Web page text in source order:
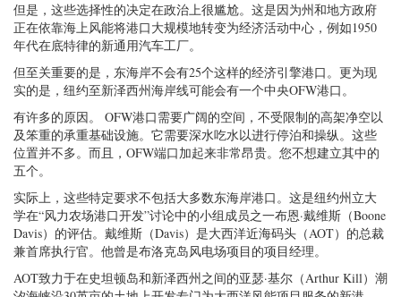
但是，这些选择性的决定在政治上很尴尬。这是因为州和地方政府
正在依靠海上风能将港口大规模地转变为经济活动中心，例如1950
年代在底特律的新通用汽车工厂。
但至关重要的是，东海岸不会有25个这样的经济引擎港口。更为现
实的是，纽约至新泽西州海岸线可能会有一个中央OFW港口。
有许多的原因。 OFW港口需要广阔的空间，不受限制的高架净空以
及笨重的承重基础设施。它需要深水吃水以进行停泊和操纵。这些
位置并不多。而且，OFW端口加起来非常昂贵。您不想建立其中的
五个。
实际上，这些特定要求不包括大多数东海岸港口。这是纽约州立大
学在“风力农场港口开发”讨论中的小组成员之一布恩·戴维斯（Boone
Davis）的评估。戴维斯（Davis）是大西洋近海码头（AOT）的总裁
兼首席执行官。他曾是布洛克岛风电场项目的项目经理。
AOT致力于在史坦顿岛和新泽西州之间的亚瑟·基尔（Arthur Kill）潮